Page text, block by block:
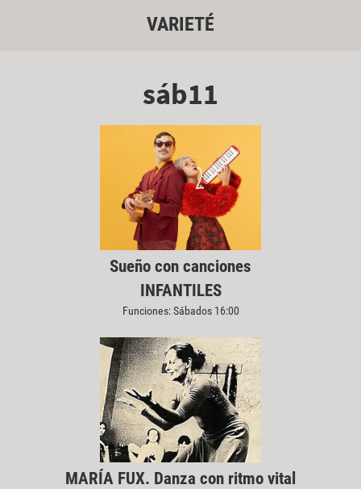
VARIETÉ
sáb11
Sueño con canciones
INFANTILES
Funciones: Sábados 16:00
MARÍA FUX. Danza con ritmo vital